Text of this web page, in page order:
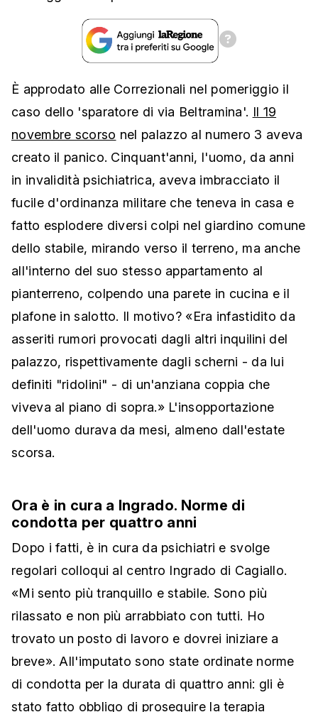
È approdato alle Correzionali nel pomeriggio il
caso dello 'sparatore di via Beltramina'. Il 19
novembre scorso nel palazzo al numero 3 aveva
creato il panico. Cinquant'anni, l'uomo, da anni
in invalidità psichiatrica, aveva imbracciato il
fucile d'ordinanza militare che teneva in casa e
fatto esplodere diversi colpi nel giardino comune
dello stabile, mirando verso il terreno, ma anche
all'interno del suo stesso appartamento al
pianterreno, colpendo una parete in cucina e il
plafone in salotto. Il motivo? «Era infastidito da
asseriti rumori provocati dagli altri inquilini del
palazzo, rispettivamente dagli scherni - da lui
definiti "ridolini" - di un'anziana coppia che
viveva al piano di sopra.» L'insopportazione
dell'uomo durava da mesi, almeno dall'estate
scorsa.
Ora è in cura a Ingrado. Norme di
condotta per quattro anni
Dopo i fatti, è in cura da psichiatri e svolge
regolari colloqui al centro Ingrado di Cagiallo.
«Mi sento più tranquillo e stabile. Sono più
rilassato e non più arrabbiato con tutti. Ho
trovato un posto di lavoro e dovrei iniziare a
breve». All'imputato sono state ordinate norme
di condotta per la durata di quattro anni: gli è
stato fatto obbligo di proseguire la terapia